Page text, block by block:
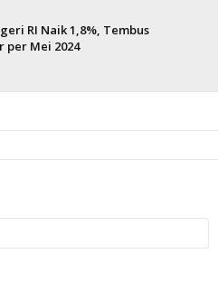
RI Naik 1,8%, Tembus
per Mei 2024